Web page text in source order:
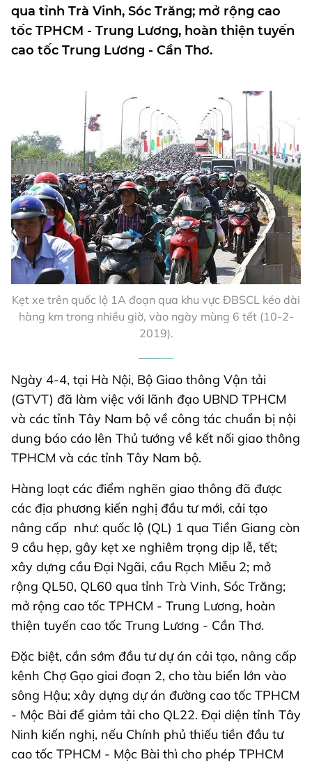
qua tỉnh Trà Vinh, Sóc Trăng; mở rộng cao
tốc TPHCM - Trung Lương, hoàn thiện tuyến
cao tốc Trung Lương - Cần Thơ.
Kẹt xe trên quốc lộ 1A đoạn qua khu vực ĐBSCL kéo dài
hàng km trong nhiều giờ, vào ngày mùng 6 tết (10-2-
2019).
Ngày 4-4, tại Hà Nội, Bộ Giao thông Vận tải
(GTVT) đã làm việc với lãnh đạo UBND TPHCM
và các tỉnh Tây Nam bộ về công tác chuẩn bị nội
dung báo cáo lên Thủ tướng về kết nối giao thông
TPHCM và các tỉnh Tây Nam bộ.
Hàng loạt các điểm nghẽn giao thông đã được
các địa phương kiến nghị đầu tư mới, cải tạo
nâng cấp như: quốc lộ (QL) 1 qua Tiền Giang còn
9 cầu hẹp, gây kẹt xe nghiêm trọng dịp lễ, tết;
xây dựng cầu Đại Ngãi, cầu Rạch Miễu 2; mở
rộng QL50, QL60 qua tỉnh Trà Vinh, Sóc Trăng;
mở rộng cao tốc TPHCM - Trung Lương, hoàn
thiện tuyến cao tốc Trung Lương - Cần Thơ.
Đặc biệt, cần sớm đầu tư dự án cải tạo, nâng cấp
kênh Chợ Gạo giai đoạn 2, cho tàu biển lớn vào
sông Hậu; xây dựng dự án đường cao tốc TPHCM
- Mộc Bài để giảm tải cho QL22. Đại diện tỉnh Tây
Ninh kiến nghị, nếu Chính phủ thiếu tiền đầu tư
cao tốc TPHCM - Mộc Bài thì cho phép TPHCM